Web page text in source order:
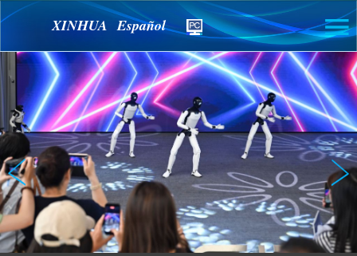
XINHUA Español